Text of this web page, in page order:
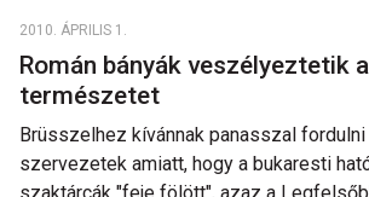
2010. ÁPRILIS 1.
Román bányák veszélyeztetik
természetet
Brüsszelhez kívánnak panasszal
szervezetek amiatt, hogy a bukaresti